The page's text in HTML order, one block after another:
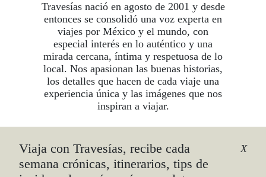
Viaja con Travesías, recibe cada
semana crónicas, itinerarios, tips de
X
Travesías nació en agosto de 2001 y desde
entonces se consolidó una voz experta en
viajes por México y el mundo, con
especial interés en lo auténtico y una
mirada cercana, íntima y respetuosa de lo
local. Nos apasionan las buenas historias,
los detalles que hacen de cada viaje una
experiencia única y las imágenes que nos
inspiran a viajar.
©2026 DERECHOS RESERVADOS.
TRAVESÍAS ES UNA MARCA REGISTRADA
AVISO DE PRIVACIDAD